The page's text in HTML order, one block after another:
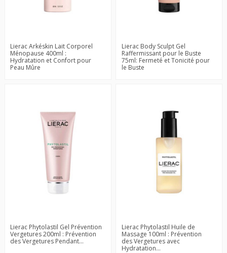
Lierac Arkéskin Lait Corporel
Ménopause 400ml :
Hydratation et Confort pour
Peau Mûre
Lierac Body Sculpt Gel
Raffermissant pour le Buste
75ml: Fermeté et Tonicité pour
le Buste
Lierac Phytolastil Gel Prévention
Vergetures 200ml : Prévention
des Vergetures Pendant...
Lierac Phytolastil Huile de
Massage 100ml : Prévention
des Vergetures avec
Hydratation...